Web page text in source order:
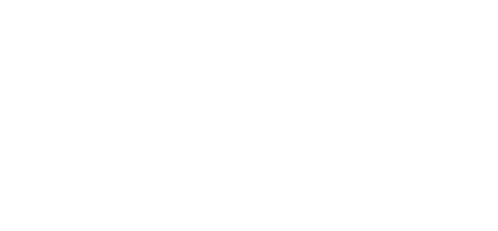
her, indem Sie den MuleSoft athenahealth Integration Client
zwischen athenahealth und Health Cloud her. Dazu
"Terminplanungsintegration" für eine nahtlose
im Bereich Athenagesundheit
Sie dann den Unteragenten "Patientendatenverwaltung" an,
Patientendaten zu verwalten, Patientenvorgänge zu erstellen